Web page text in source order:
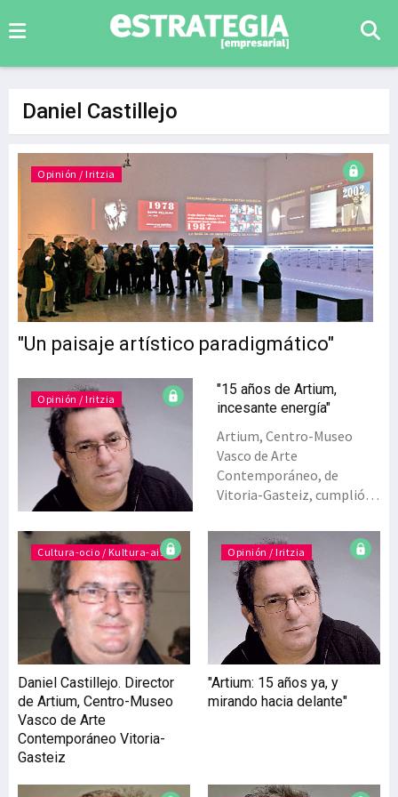
Daniel Castillejo
"Un paisaje artístico paradigmático"
Opinión / Iritzia
Opinión / Iritzia
"15 años de Artium,
incesante energía"
Artium, Centro-Museo
Vasco de Arte
Contemporáneo, de
Vitoria-Gasteiz, cumplió
existencia. Aunque
mantuvimos un sustrato
permanente de actividad,
entramos en el año con un
poco de retraso debido a la
necesaria reforma de las
dos salas principales del
Recién llegada la
primavera pudimos
desobediencias’, la primera
Cultura-ocio / Kultura-aisia
Daniel Castillejo. Director
de Artium, Centro-Museo
Vasco de Arte
Contemporáneo Vitoria-
Gasteiz
Opinión / Iritzia
"Artium: 15 años ya, y
mirando hacia delante"